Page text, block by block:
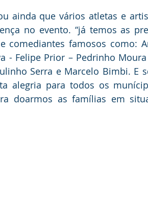
ainda que vários atletas e
no evento. “já temos as
comediantes famosos como:
- Felipe Prior – Pedrinho
Serra e Marcelo Bimbi. E
alegria para todos os
doarmos as famílias em